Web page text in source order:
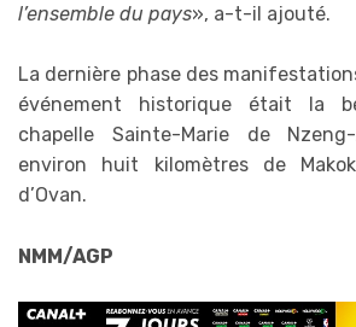
l’ensemble du pays», a-t-il ajouté.
La dernière phase des
événement historique était la
chapelle Sainte-Marie de
environ huit kilomètres de
d’Ovan.
NMM/AGP